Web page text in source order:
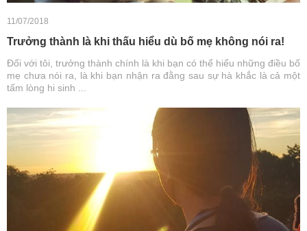
11/07/2018
Trưởng thành là khi thấu hiểu dù bố mẹ không nói ra!
Đối với tôi, trưởng thành chính là khi bạn có thể hiểu những điều bố
mẹ chưa nói ra, là khi bạn nhận ra đằng sau sự hà khắc là cả một
tấm lòng hi sinh ...